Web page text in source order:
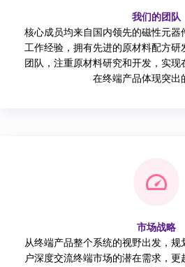
我们的团队
核心成员均来自国内领先的磁性元器
工作经验，拥有先进的原材料配方研
团队，注重原材料研究和开发，实
在终端产品体现突出
市场战略
从终端产品整个系统的视野出发，规
户深度交流终端市场的潜在需求，